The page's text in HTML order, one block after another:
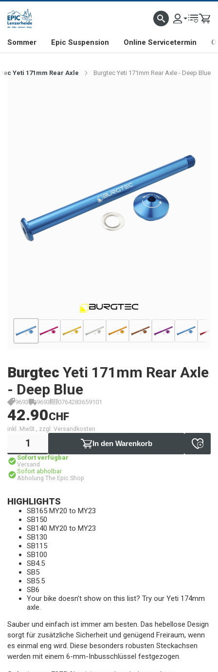
& FREERIDE-SPEZIALIST SCHWEIZER FIRMA SHOP & SHOWROOM IN
Sommer Epic Suspension Online Servicetermin
Yeti 171mm Rear Axle Burgtec Yeti 171mm Rear Axle - Deep Blue
Burgtec Yeti 171mm Rear Axle
- Deep Blue
9693 9693 0764283659101
42.90CHF
inkl. MwSt., zzgl. Versandkosten
In den Warenkorb
Sofort verfügbar
Versand
Sofort abholbar
Abholung The Epic Shop
HIGHLIGHTS
SB165 MY20 to MY23
SB150
SB140 MY20 to MY23
SB130
SB115
SB100
SB4.5
SB5
SB5.5
SB6
Your bike doesn’t show on this list? Try our Yeti 174mm
axle.
Sauber und einfach ist immer am besten. Das hebellose Design
sorgt für zusätzliche Sicherheit und genügend Freiraum, wenn
es einmal eng wird. Diese besonders robusten Steckachsen
werden mit einem 6-mm-Inbusschlüssel festgezogen.